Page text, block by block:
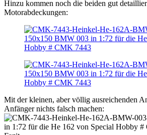
Hinzu kommen noch die beiden gut
Motorabdeckungen:
Mit der kleinen, aber völlig ausreichenden
Anfänger nichts falsch machen: